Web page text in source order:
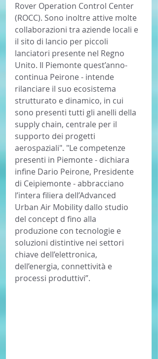
Rover Operation Control Center
(ROCC). Sono inoltre attive molte
collaborazioni tra aziende locali e
il sito di lancio per piccoli
lanciatori presente nel Regno
Unito. Il Piemonte quest’anno-
continua Peirone - intende
rilanciare il suo ecosistema
strutturato e dinamico, in cui
sono presenti tutti gli anelli della
supply chain, centrale per il
supporto dei progetti
aerospaziali". "Le competenze
presenti in Piemonte - dichiara
infine Dario Peirone, Presidente
di Ceipiemonte - abbracciano
l’intera filiera dell’Advanced
Urban Air Mobility dallo studio
del concept d fino alla
produzione con tecnologie e
soluzioni distintive nei settori
chiave dell’elettronica,
dell’energia, connettività e
processi produttivi”.